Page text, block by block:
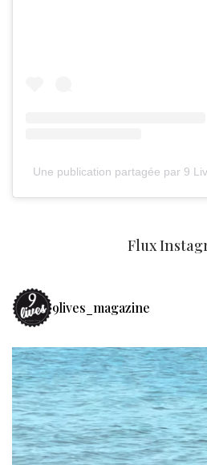
Une publication partagée par 9
Flux
9lives_magazine